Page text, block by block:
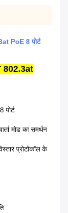
PoE 8 पोर्ट
802.3at
मोड का समर्थन
प्रोटोकॉल के